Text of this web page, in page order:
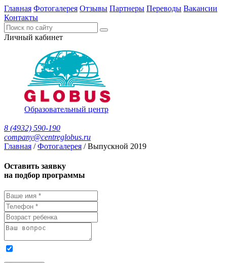
Главная Фотогалерея Отзывы Партнеры Переводы Вакансии
Контакты
Личный кабинет
Образовательный центр
8 (4932) 590-190
company@centreglobus.ru
Главная /Фотогалерея /Выпускной 2019
Оставить заявку
на подбор программы